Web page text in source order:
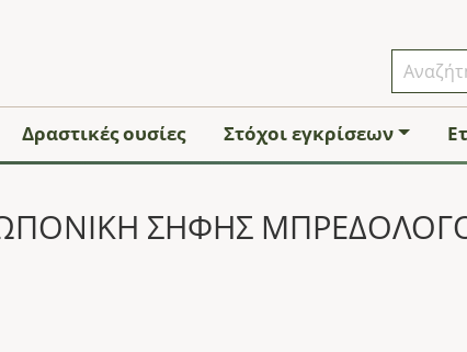
Δραστικές ουσίες Στόχοι εγκρίσεων
ΣΗΦΗΣ